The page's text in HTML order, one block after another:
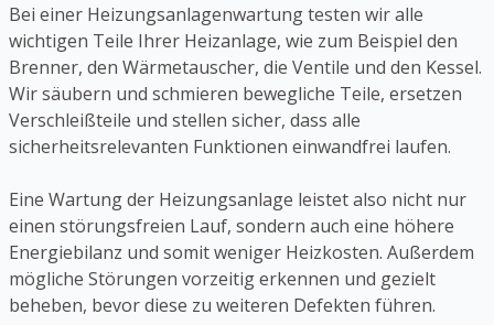
Bei einer Heizungsanlagenwartung testen wir alle
wichtigen Teile Ihrer Heizanlage, wie zum Beispiel den
Brenner, den Wärmetauscher, die Ventile und den Kessel.
Wir säubern und schmieren bewegliche Teile, ersetzen
Verschleißteile und stellen sicher, dass alle
sicherheitsrelevanten Funktionen einwandfrei laufen.
Eine Wartung der Heizungsanlage leistet also nicht nur
einen störungsfreien Lauf, sondern auch eine höhere
Energiebilanz und somit weniger Heizkosten. Außerdem
mögliche Störungen vorzeitig erkennen und gezielt
beheben, bevor diese zu weiteren Defekten führen.